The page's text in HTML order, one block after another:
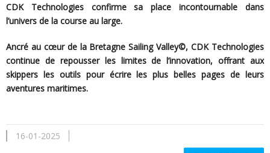
CDK Technologies confirme sa place incontournable dans
l’univers de la course au large.
Ancré au cœur de la Bretagne Sailing Valley©, CDK Technologies
continue de repousser les limites de l’innovation, offrant aux
skippers les outils pour écrire les plus belles pages de leurs
aventures maritimes.
16-01-2025